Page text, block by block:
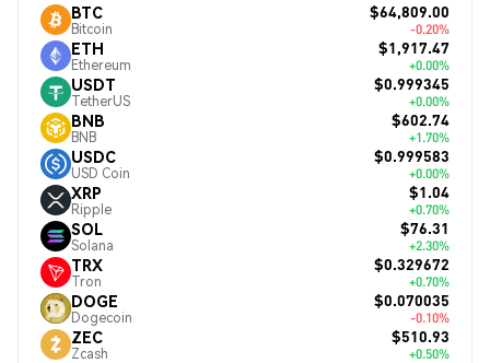
BTC
Bitcoin
$64,809.00
-0.20%
ETH
Ethereum
$1,917.47
+0.00%
USDT
TetherUS
$0.999345
+0.00%
BNB
BNB
$602.74
+1.70%
USDC
USD Coin
$0.999583
+0.00%
XRP
Ripple
$1.04
+0.70%
SOL
Solana
$76.31
+2.30%
TRX
Tron
$0.329672
+0.70%
DOGE
Dogecoin
$0.070035
-0.10%
ZEC
Zcash
$510.93
+0.50%